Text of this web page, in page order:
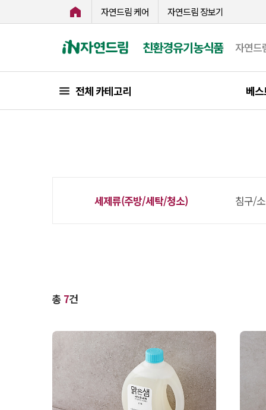
자연드림 케어 자연드림 장보기
친환경유기농식품 자연드
전체 카테고리 베
세제류(주방/세탁/청소) 침구/
총 7건